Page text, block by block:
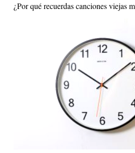
¿Por qué recuerdas canciones viejas